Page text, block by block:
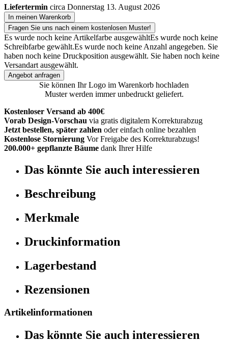
Liefertermin circa Donnerstag 13. August 2026
In meinen Warenkorb
Fragen Sie uns nach einem kostenlosen Muster!
Es wurde noch keine Artikelfarbe ausgewähltEs wurde noch keine
Schreibfarbe gewählt.Es wurde noch keine Anzahl angegeben. Sie
haben noch keine Druckposition ausgewählt. Sie haben noch keine
Versandart ausgewählt.
Angebot anfragen
Sie können Ihr Logo im Warenkorb hochladen
Muster werden immer unbedruckt geliefert.
Kostenloser Versand ab 400€
Vorab Design-Vorschau via gratis digitalem Korrekturabzug
Jetzt bestellen, später zahlen oder einfach online bezahlen
Kostenlose Stornierung Vor Freigabe des Korrekturabzugs!
200.000+ gepflanzte Bäume dank Ihrer Hilfe
Das könnte Sie auch interessieren
Beschreibung
Merkmale
Druckinformation
Lagerbestand
Rezensionen
Artikelinformationen
Das könnte Sie auch interessieren